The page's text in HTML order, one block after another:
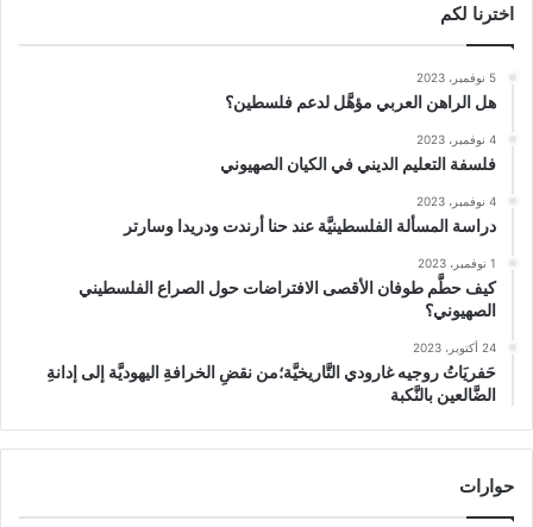
اخترنا لكم
5 نوفمبر، 2023
هل الراهن العربي مؤهَّل لدعم فلسطين؟
4 نوفمبر، 2023
فلسفة التعليم الديني في الكيان الصهيوني
4 نوفمبر، 2023
دراسة المسألة الفلسطينيَّة عند حنا أرندت ودريدا وسارتر
1 نوفمبر، 2023
كيف حطَّم طوفان الأقصى الافتراضات حول الصراع الفلسطيني
الصهيوني؟
24 أكتوبر، 2023
حَفريَاتُ روجيه غارودي التَّاريخيَّة؛من نقضِ الخرافةِ اليهوديَّة إلى إدانةِ
الضَّالعين بالنَّكبة
حوارات